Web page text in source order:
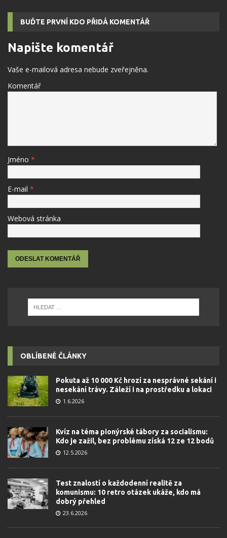
BUĎTE PRVNÍ KDO PŘIDÁ KOMENTÁŘ
Napište komentář
Vaše e-mailová adresa nebude zveřejněna.
Komentář
Jméno *
E-mail *
Webová stránka
OBLÍBENÉ ČLÁNKY
Pokuta až 10 000 Kč hrozí za nesprávné sekání i
nesekání trávy. Záleží i na prostředku a lokaci
1.6.2026
Kvíz na téma pionýrské tábory za socialismu:
Kdo je zažil, bez problému získá 12 ze 12 bodů
12.5.2026
Test znalostí o každodenní realitě za
komunismu: 10 retro otázek ukáže, kdo má
dobrý přehled
23.6.2026